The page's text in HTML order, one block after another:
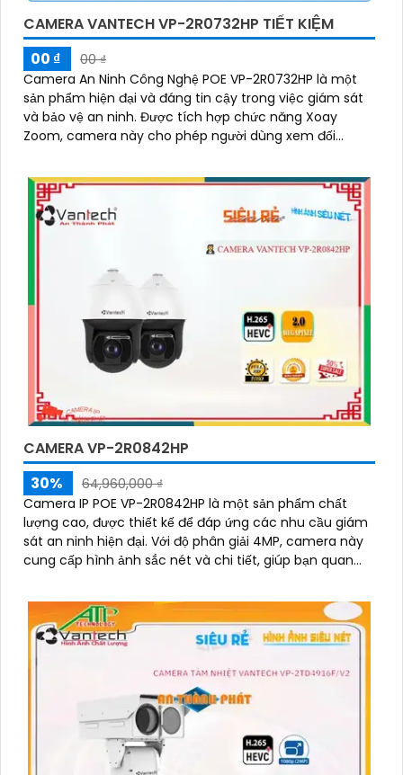
CAMERA VANTECH VP-2R0732HP TIẾT KIỆM
00 ₫
00 ₫
Camera An Ninh Công Nghệ POE VP-2R0732HP là một
sản phẩm hiện đại và đáng tin cậy trong việc giám sát
và bảo vệ an ninh. Được tích hợp chức năng Xoay
Zoom, camera này cho phép người dùng xem đối
CAMERA VP-2R0842HP
30%
64,960,000 ₫
Camera IP POE VP-2R0842HP là một sản phẩm chất
lượng cao, được thiết kế để đáp ứng các nhu cầu giám
sát an ninh hiện đại. Với độ phân giải 4MP, camera này
cung cấp hình ảnh sắc nét và chi tiết, giúp bạn quan